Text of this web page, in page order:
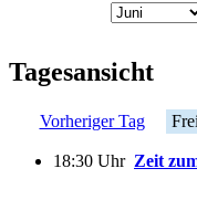
Tagesansicht
Vorheriger Tag
18:30 Uhr Zeit